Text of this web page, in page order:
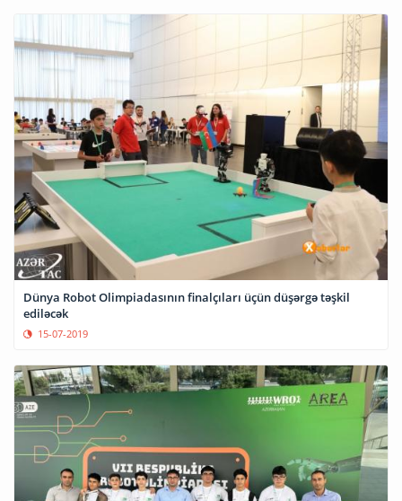
Dünya Robot Olimpiadasının finalçıları üçün düşərgə təşkil
ediləcək
15-07-2019